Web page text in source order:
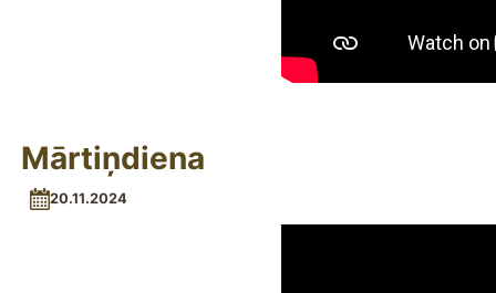
Mārtiņdiena
20.11.2024